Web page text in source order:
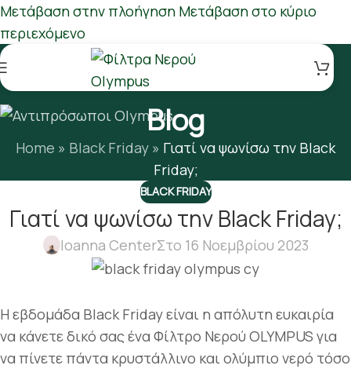
Μετάβαση στην πλοήγηση Μετάβαση στο κύριο
περιεχόμενο
Blog
Home » Black Friday » Γιατί να ψωνίσω την Black
Friday;
BLACK FRIDAY
Γιατί να ψωνίσω την Black Friday;
Ioanna CenterΣτο 16 Νοεμβρίου 2023
Η εβδομάδα Black Friday είναι η απόλυτη ευκαιρία
να κάνετε δικό σας ένα Φίλτρο Νερού OLYMPUS για
να πίνετε πάντα κρυστάλλινο και ολύμπιο νερό τόσο